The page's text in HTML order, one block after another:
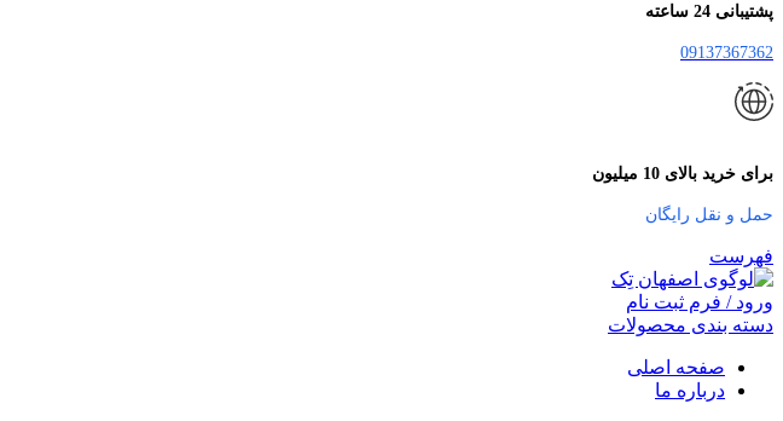
پشتیبانی 24 ساعته
09137367362
برای خرید بالای 10 میلیون
حمل و نقل رایگان
فهرست
ورود / فرم ثبت نام
دسته بندی محصولات
صفحه اصلی
درباره ما